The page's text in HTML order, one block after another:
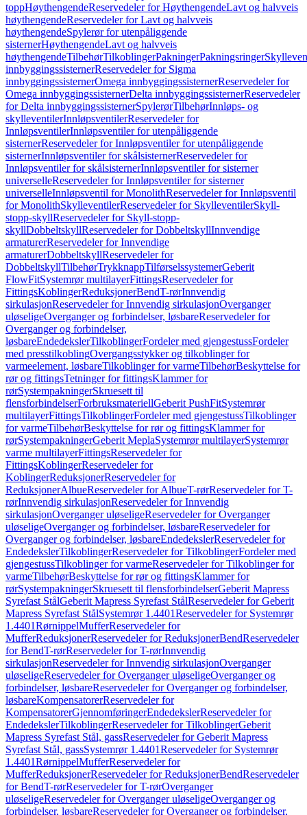
toppHøythengendeReservedeler for HøythengendeLavt og halvveis
høythengendeReservedeler for Lavt og halvveis
høythengendeSpylerør for utenpåliggende
sisternerHøythengendeLavt og halvveis
høythengendeTilbehørTilkoblingerPakningerPakningsringer
innbyggingssisternerReservedeler for Sigma
innbyggingssisternerOmega innbyggingssisternerReservedeler for
Omega innbyggingssisternerDelta innbyggingssisternerReservedeler
for Delta innbyggingssisternerSpylerørTilbehørInnløps- og
skylleventilerInnløpsventilerReservedeler for
InnløpsventilerInnløpsventiler for utenpåliggende
sisternerReservedeler for Innløpsventiler for utenpåliggende
sisternerInnløpsventiler for skålsisternerReservedeler for
Innløpsventiler for skålsisternerInnløpsventiler for sisterner
universelleReservedeler for Innløpsventiler for sisterner
universelleInnløpsventil for MonolithReservedeler for Innløpsventil
for MonolithSkylleventilerReservedeler for SkylleventilerSkyll-
stopp-skyllReservedeler for Skyll-stopp-
skyllDobbeltskyllReservedeler for DobbeltskyllInnvendige
armaturerReservedeler for Innvendige
armaturerDobbeltskyllReservedeler for
DobbeltskyllTilbehørTrykknappTilførselssystemerGeberit
FlowFitSystemrør multilayerFittingsReservedeler for
FittingsKoblingerReduksjonerBendT-rørInnvendig
sirkulasjonReservedeler for Innvendig sirkulasjonOverganger
uløseligeOverganger og forbindelser, løsbareReservedeler for
Overganger og forbindelser,
løsbareEndedekslerTilkoblingerFordeler med gjengestussFordeler
med presstilkoblingOvergangsstykker og tilkoblinger for
varmeelement, løsbareTilkoblinger for varmeTilbehørBeskyttelse for
rør og fittingsTetninger for fittingsKlammer for
rørSystempakningerSkruesett til
flensforbindelserForbruksmateriellGeberit PushFitSystemrør
multilayerFittingsTilkoblingerFordeler med gjengestussTilkoblinger
for varmeTilbehørBeskyttelse for rør og fittingsKlammer for
rørSystempakningerGeberit MeplaSystemrør multilayerSystemrør
varme multilayerFittingsReservedeler for
FittingsKoblingerReservedeler for
KoblingerReduksjonerReservedeler for
ReduksjonerAlbueReservedeler for AlbueT-rørReservedeler for T-
rørInnvendig sirkulasjonReservedeler for Innvendig
sirkulasjonOverganger uløseligeReservedeler for Overganger
uløseligeOverganger og forbindelser, løsbareReservedeler for
Overganger og forbindelser, løsbareEndedekslerReservedeler for
EndedekslerTilkoblingerReservedeler for TilkoblingerFordeler med
gjengestussTilkoblinger for varmeReservedeler for Tilkoblinger for
varmeTilbehørBeskyttelse for rør og fittingsKlammer for
rørSystempakningerSkruesett til flensforbindelserGeberit Mapress
Syrefast StålGeberit Mapress Syrefast StålReservedeler for Geberit
Mapress Syrefast StålSystemrør 1.4401Reservedeler for Systemrør
1.4401RørnippelMufferReservedeler for
MufferReduksjonerReservedeler for ReduksjonerBendReservedeler
for BendT-rørReservedeler for T-rørInnvendig
sirkulasjonReservedeler for Innvendig sirkulasjonOverganger
uløseligeReservedeler for Overganger uløseligeOverganger og
forbindelser, løsbareReservedeler for Overganger og forbindelser,
løsbareKompensatorerReservedeler for
KompensatorerGjennomføringerEndedekslerReservedeler for
EndedekslerTilkoblingerReservedeler for TilkoblingerGeberit
Mapress Syrefast Stål, gassReservedeler for Geberit Mapress
Syrefast Stål, gassSystemrør 1.4401Reservedeler for Systemrør
1.4401RørnippelMufferReservedeler for
MufferReduksjonerReservedeler for ReduksjonerBendReservedeler
for BendT-rørReservedeler for T-rørOverganger
uløseligeReservedeler for Overganger uløseligeOverganger og
forbindelser, løsbareReservedeler for Overganger og forbindelser,